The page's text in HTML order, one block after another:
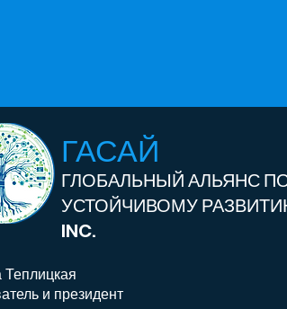
ГЛОБАЛЬНЫЙ АЛЬЯНС
УСТОЙЧИВОМУ
INC.
ГАСАЙ
и президент